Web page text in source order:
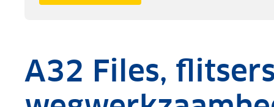
A32 Files,